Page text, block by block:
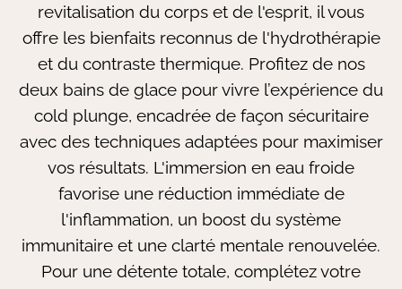
revitalisation du corps et de l'esprit, il vous
offre les bienfaits reconnus de l'hydrothérapie
et du contraste thermique. Profitez de nos
deux bains de glace pour vivre l’expérience du
cold plunge, encadrée de façon sécuritaire
avec des techniques adaptées pour maximiser
vos résultats. L'immersion en eau froide
favorise une réduction immédiate de
l'inflammation, un boost du système
immunitaire et une clarté mentale renouvelée.
Pour une détente totale, complétez votre